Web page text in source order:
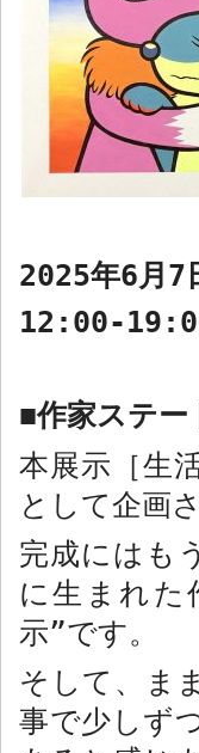
2025年6月 7
12:00-
■作家ステー
本展示［生
として企画
完成にはも
に生まれた
示”です。
そして、ま
事で少しず